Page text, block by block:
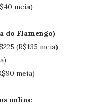
meia)
do Flamengo)
(R$135 meia)
meia)
online